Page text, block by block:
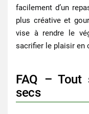
facilement d’un
plus créative et
vise à rendre le
sacrifier le plaisir en
FAQ – Tout
secs